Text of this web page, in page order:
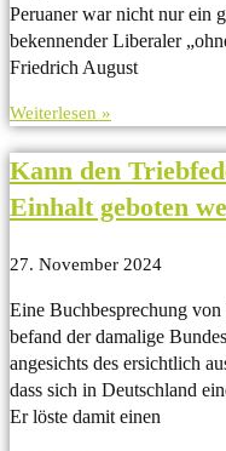
Peruaner war nicht nur ein
bekennender Liberaler
Friedrich August
Weiterlesen »
Kann den
Einhalt geboten
27. November 2024
Eine Buchbesprechung
befand der damalige
angesichts des ersichtlich
dass sich in Deutschland
Er löste damit einen